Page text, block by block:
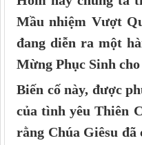
Mầu nhiệm Vượt
đang diễn ra một
Mừng Phục Sinh
Biến cố này, được
của tình yêu Thiên
rằng Chúa Giêsu